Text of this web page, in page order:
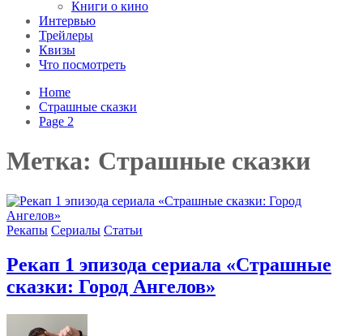
Книги о кино
Интервью
Трейлеры
Квизы
Что посмотреть
Home
Страшные сказки
Page 2
Метка: Страшные сказки
Рекапы Сериалы Статьи
Рекап 1 эпизода сериала «Страшные
сказки: Город Ангелов»